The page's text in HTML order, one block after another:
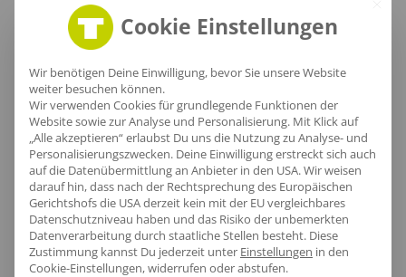
Lieferzeit
[jgm-review-widget]
Cookie Einstellungen
Wir benötigen Deine Einwilligung, bevor Sie unsere Website
weiter besuchen können.
Wir verwenden Cookies für grundlegende Funktionen der
Website sowie zur Analyse und Personalisierung. Mit Klick auf
„Alle akzeptieren“ erlaubst Du uns die Nutzung zu Analyse- und
Personalisierungszwecken. Deine Einwilligung erstreckt sich auch
auf die Datenübermittlung an Anbieter in den USA. Wir weisen
darauf hin, dass nach der Rechtsprechung des Europäischen
Gerichtshofs die USA derzeit kein mit der EU vergleichbares
Datenschutzniveau haben und das Risiko der unbemerkten
Datenverarbeitung durch staatliche Stellen besteht. Diese
Zustimmung kannst Du jederzeit unter Einstellungen in den
Cookie-Einstellungen, widerrufen oder abstufen.